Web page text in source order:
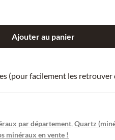
Ajouter au panier
(pour facilement les retrouver
par département, Quartz
minéraux en vente !